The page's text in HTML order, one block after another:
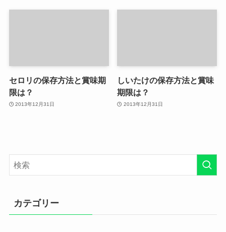
セロリの保存方法と賞味期
限は？
2013年12月31日
しいたけの保存方法と賞味
期限は？
2013年12月31日
カテゴリー